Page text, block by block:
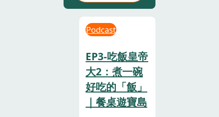
Podcast
EP3-吃飯皇帝
大2：煮一碗
好吃的「飯」
｜餐桌遊寶島